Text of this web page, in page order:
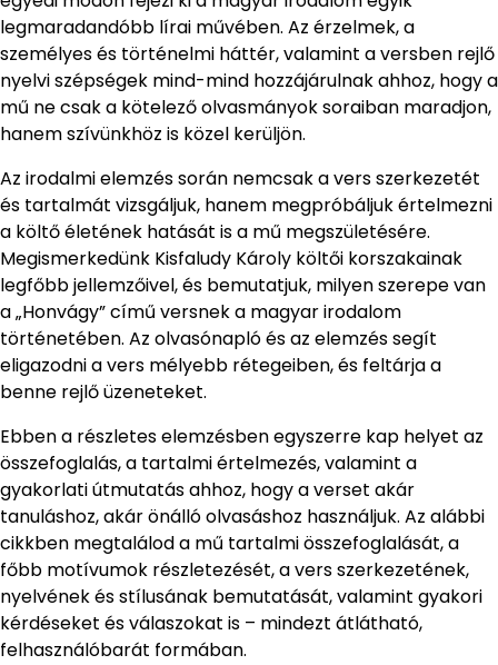
legmaradandóbb lírai művében. Az érzelmek, a
személyes és történelmi háttér, valamint a versben rejlő
nyelvi szépségek mind-mind hozzájárulnak ahhoz, hogy a
mű ne csak a kötelező olvasmányok soraiban maradjon,
hanem szívünkhöz is közel kerüljön.
Az irodalmi elemzés során nemcsak a vers szerkezetét
és tartalmát vizsgáljuk, hanem megpróbáljuk értelmezni
a költő életének hatását is a mű megszületésére.
Megismerkedünk Kisfaludy Károly költői korszakainak
legfőbb jellemzőivel, és bemutatjuk, milyen szerepe van
a „Honvágy” című versnek a magyar irodalom
történetében. Az olvasónapló és az elemzés segít
eligazodni a vers mélyebb rétegeiben, és feltárja a
benne rejlő üzeneteket.
Ebben a részletes elemzésben egyszerre kap helyet az
összefoglalás, a tartalmi értelmezés, valamint a
gyakorlati útmutatás ahhoz, hogy a verset akár
tanuláshoz, akár önálló olvasáshoz használjuk. Az alábbi
cikkben megtalálod a mű tartalmi összefoglalását, a
főbb motívumok részletezését, a vers szerkezetének,
nyelvének és stílusának bemutatását, valamint gyakori
kérdéseket és válaszokat is – mindezt átlátható,
felhasználóbarát formában.